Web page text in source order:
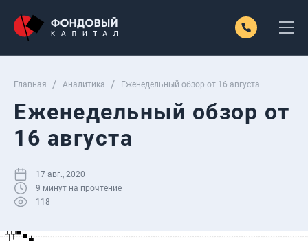
Главная Аналитика Еженедельный обзор от 16 августа
Еженедельный обзор от
16 августа
17 авг., 2020
9 минут на прочтение
118